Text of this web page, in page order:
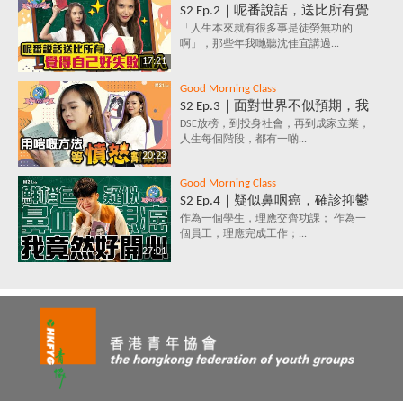
17:21
S2 Ep.2｜呢番說話，送比所有覺
得自己好失敗嘅人｜放棄好唔
好？堅持值唔值？人生到底有咩
「人生本來就有很多事是徒勞無功的
啊」，那些年我哋聽沈佳宜講過...
20:23
Good Morning Class
S2 Ep.3｜面對世界不似預期，我
要保持憤怒？｜負面情緒背後鮮
為人知的含義，你知道嗎？
DSE放榜，到投身社會，再到成家立業，
人生每個階段，都有一啲...
27:01
Good Morning Class
S2 Ep.4｜疑似鼻咽癌，確診抑鬱
症，究竟點解會咁？唔洗睇醫
生，唔洗食藥，都可以打敗抑鬱
作為一個學生，理應交齊功課； 作為一
個員工，理應完成工作；...